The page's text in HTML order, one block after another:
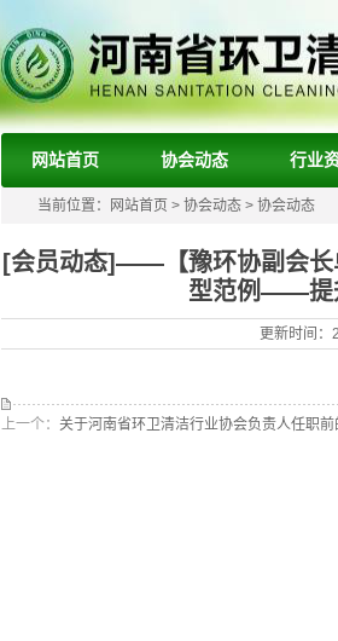
网站首页 协会动态 行业
当前位置： 网站首页 > 协会动态 > 协会动态
[会员动态]——【豫环协副会长
型范例——提
更新时间
上一个： 关于河南省环卫清洁行业协会负责人任职前